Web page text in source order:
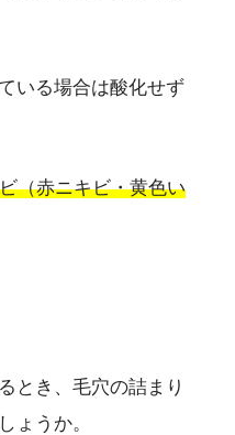
いる場合は酸化せず
（赤ニキビ・黄色い
とき、毛穴の詰まり
ょうか。